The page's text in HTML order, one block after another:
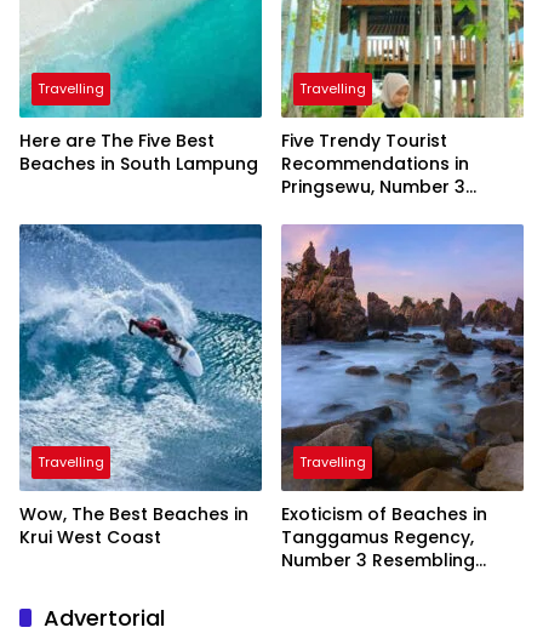
Travelling
Here are The Five Best
Beaches in South Lampung
Travelling
Five Trendy Tourist
Recommendations in
Pringsewu, Number 3
President
Travelling
Wow, The Best Beaches in
Krui West Coast
Travelling
Exoticism of Beaches in
Tanggamus Regency,
Number 3 Resembling
Advertorial